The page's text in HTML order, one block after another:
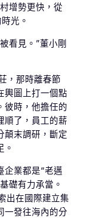
增勢更快，從
光。
看見。”董小剛
，那時離春節
輿圖上打一個點
彼時，他擔任的
順了，員工的薪
顛末調研，斷定
。
企業都是“老邁
礎有力承當。
出在國際建立集
一發往海內的分